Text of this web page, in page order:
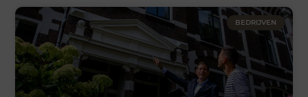
BEDRIJVEN